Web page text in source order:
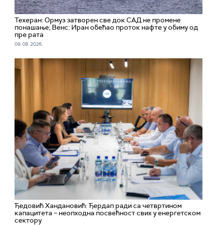
Техеран: Ормуз затворен све док САД не промене
понашање; Венс: Иран обећао проток нафте у обиму од
пре рата
09. 08. 2026.
Ђедовић Хандановић: Ђердап ради са четвртином
капацитета – неопходна посвећност свих у енергетском
сектору